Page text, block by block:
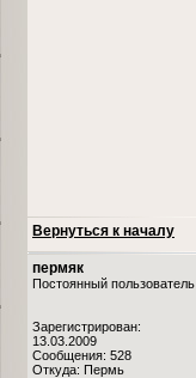
Вернуться к началу
пермяк
Постоянный пользователь
Зарегистрирован:
13.03.2009
Сообщения: 528
Откуда: Пермь